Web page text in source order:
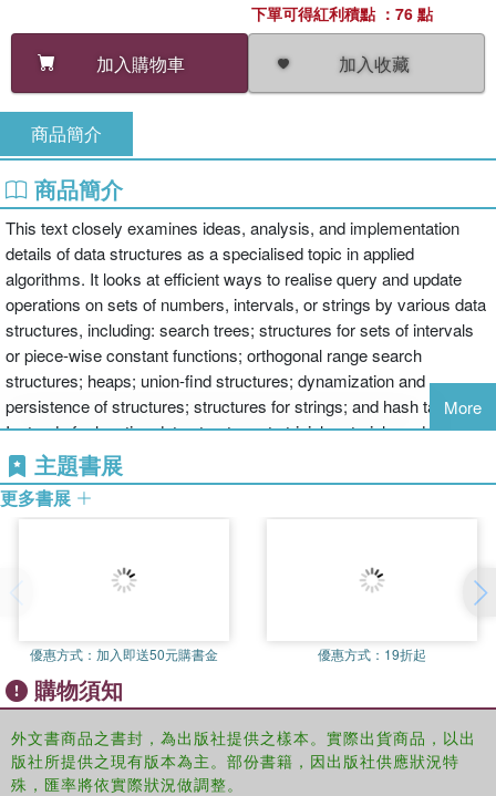
加入購物車 加入收藏
下單可得紅利積點 ：76 點
商品簡介
商品簡介
This text closely examines ideas, analysis, and implementation
details of data structures as a specialised topic in applied
algorithms. It looks at efficient ways to realise query and update
operations on sets of numbers, intervals, or strings by various data
structures, including: search trees; structures for sets of intervals
or piece-wise constant functions; orthogonal range search
structures; heaps; union-find structures; dynamization and
persistence of structures; structures for strings; and hash tables.
Instead of relegating data structures to trivial material used to
illustrate object-oriented programming methodology, this is the first
volume to show data structures as a crucial algorithmic topic.
Numerous code examples in C and more than 500 references
More
主題書展
更多書展
優惠方式： 加入即送50元購書金 優惠方式： 19折起
購物須知
外文書商品之書封，為出版社提供之樣本。實際出貨商品，以出
版社所提供之現有版本為主。部份書籍，因出版社供應狀況特
殊，匯率將依實際狀況做調整。